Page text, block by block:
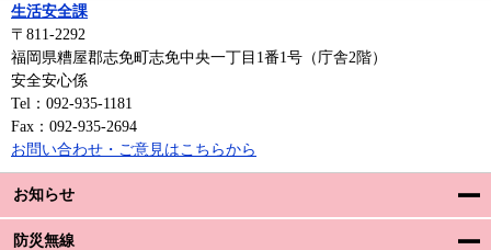
お知らせ
防災無線
生活安全課
〒811-2292
福岡県糟屋郡志免町志免中央一丁目1番1号（庁舎2階）
安全安心係
Tel：092-935-1181
Fax：092-935-2694
お問い合わせ・ご意見はこちらから